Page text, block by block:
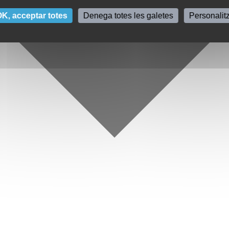
acceptar totes Denega totes les galetes